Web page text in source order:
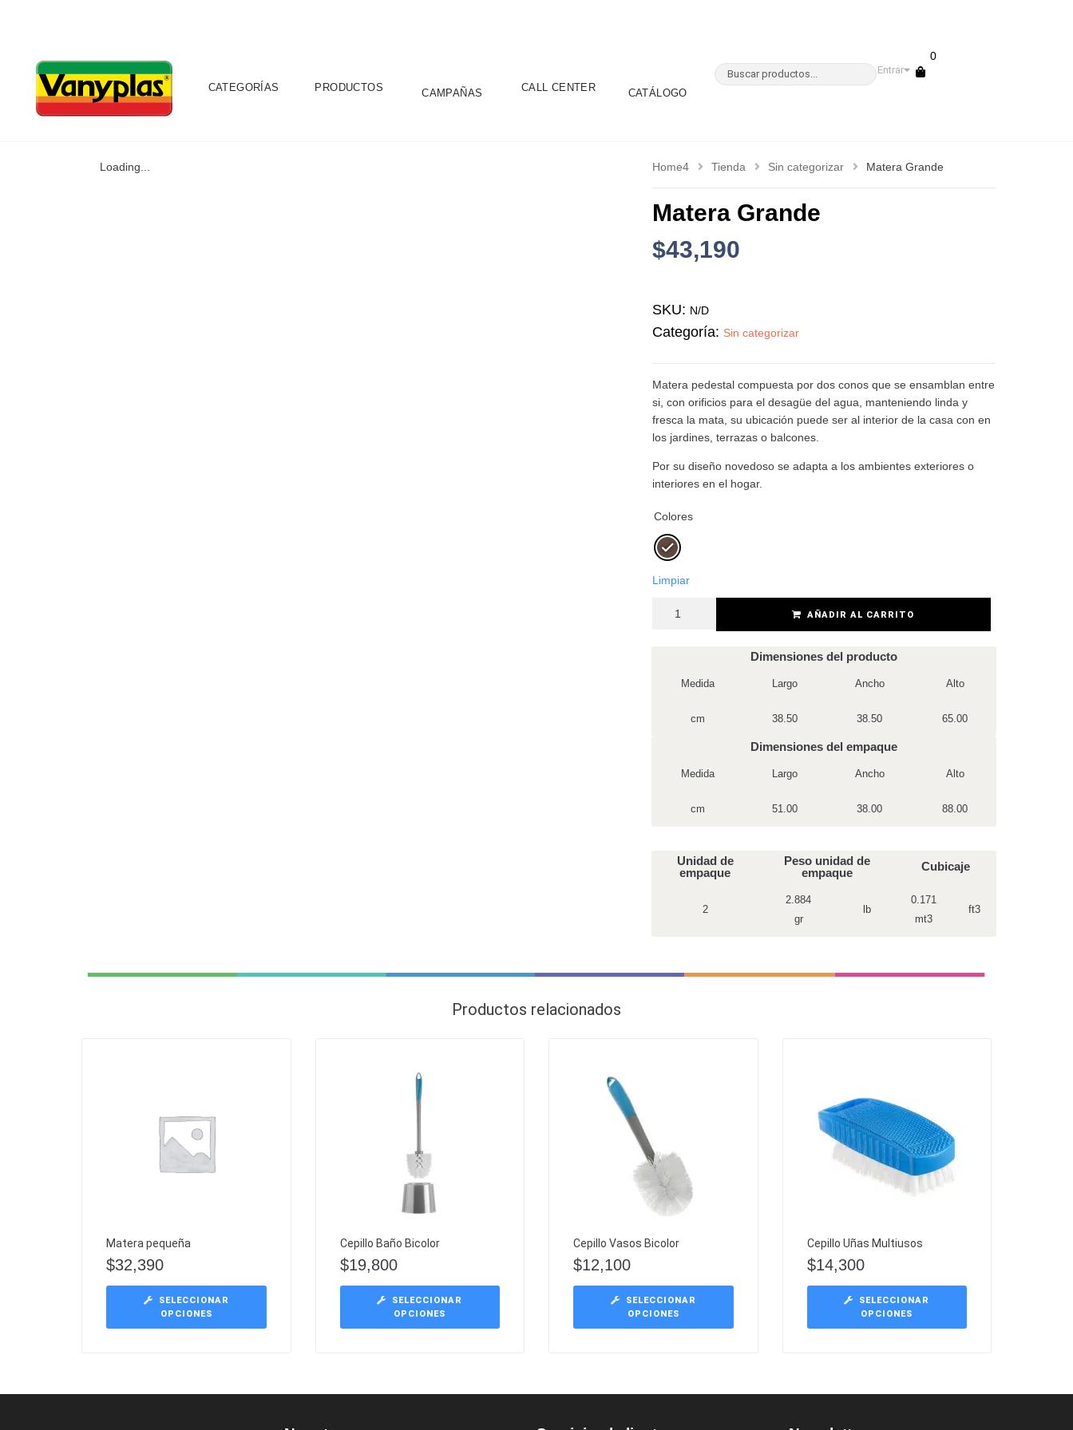
CATEGORÍAS PRODUCTOS CAMPAÑAS CALL CENTER CATÁLOGO
Entrar
0
Loading... Home4 Tienda Sin categorizar Matera Grande
Matera Grande
$43,190
SKU: N/D
Categoría: Sin categorizar
Matera pedestal compuesta por dos conos que se ensamblan entre
si, con orificios para el desagüe del agua, manteniendo linda y
fresca la mata, su ubicación puede ser al interior de la casa con en
los jardines, terrazas o balcones.
Por su diseño novedoso se adapta a los ambientes exteriores o
interiores en el hogar.
Colores
Limpiar
AÑADIR AL CARRITO
Dimensiones del producto
Medida Largo Ancho Alto
cm 38.50 38.50 65.00
Dimensiones del empaque
Medida Largo Ancho Alto
cm 51.00 38.00 88.00
Unidad de
empaque
Peso unidad de
empaque
Cubicaje
2
2.884
gr
lb
0.171
mt3
ft3
Productos relacionados
Matera pequeña
$32,390
SELECCIONAR
OPCIONES
Cepillo Baño Bicolor
$19,800
SELECCIONAR
OPCIONES
Cepillo Vasos Bicolor
$12,100
SELECCIONAR
OPCIONES
Cepillo Uñas Multiusos
$14,300
SELECCIONAR
OPCIONES